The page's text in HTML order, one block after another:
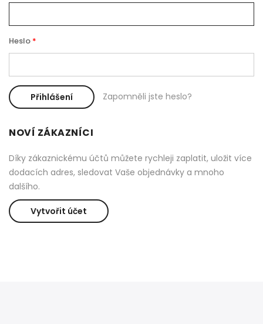
Heslo
Přihlášení Zapomněli jste heslo?
NOVÍ ZÁKAZNÍCI
Díky zákaznickému účtů můžete rychleji zaplatit, uložit více
dodacích adres, sledovat Vaše objednávky a mnoho
dalšího.
Vytvořit účet